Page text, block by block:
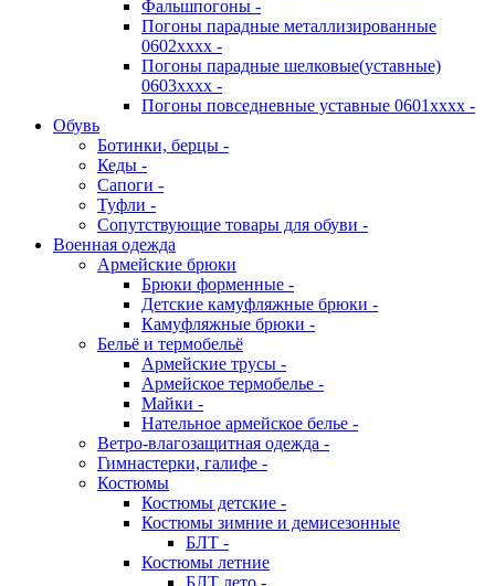
Фальшпогоны -
Погоны парадные металлизированные
0602хххх -
Погоны парадные шелковые(уставные)
0603хххх -
Погоны повседневные уставные 0601хххх -
Обувь
Ботинки, берцы -
Кеды -
Сапоги -
Туфли -
Сопутствующие товары для обуви -
Военная одежда
Армейские брюки
Брюки форменные -
Детские камуфляжные брюки -
Камуфляжные брюки -
Бельё и термобельё
Армейские трусы -
Армейское термобелье -
Майки -
Нательное армейское белье -
Ветро-влагозащитная одежда -
Гимнастерки, галифе -
Костюмы
Костюмы детские -
Костюмы зимние и демисезонные
БЛТ -
Костюмы летние
БЛТ лето -